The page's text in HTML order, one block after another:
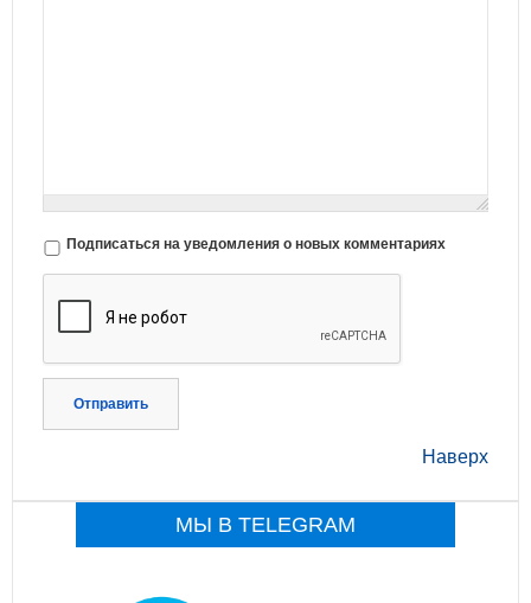
Подписаться на уведомления о новых комментариях
Отправить
Наверх
МЫ В TELEGRAM